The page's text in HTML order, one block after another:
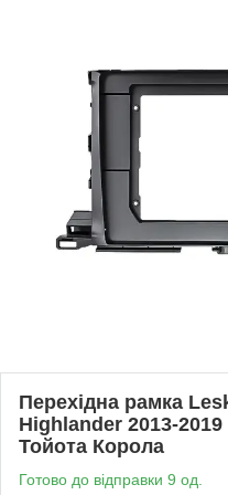
Перехідна рамка
Highlander 2013-
Тойота Корола
Готово до відправки 9 од.